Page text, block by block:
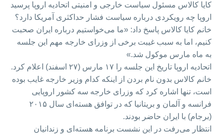
کایا کالاس مسئول سیاست خارجی و امنیتی اتحادیه اروپا پرسید
اروپا چه رویکردی درباره سیاست فشار حداکثری آمریکا دارد؟
خانم کایا کالاس پاسخ داد: «ما می‌خواستیم درباره ایران صحبت
کنیم، اما به سبب غیبت برخی از وزرای خارجه مهم این جلسه
به ماه مارس موکول شد.»
اتحادیه اروپا تاریخ این جلسه را ۱۷ مارس (۲۷ اسفند) اعلام کرد.
خانم کالاس بدون نام بردن از اینکه کدام وزیر خارجه غایب بوده
است، تنها اشاره کرد که وزرای خارجه سه کشور اروپایی
فرانسه و آلمان و بریتانیا که در توافق هسته‌ای سال ۲۰۱۵
(برجام) با ایران حاضر بودند.
انتظار می‌رفت در این نشست برنامه هسته‌ای و زندانیان